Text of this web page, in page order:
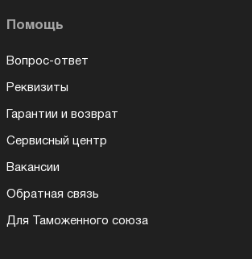
Помощь
Вопрос-ответ
Реквизиты
Гарантии и возврат
Сервисный центр
Вакансии
Обратная связь
Для Таможенного союза